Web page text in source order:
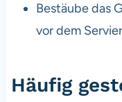
Bestäube das
vor dem
Häufig